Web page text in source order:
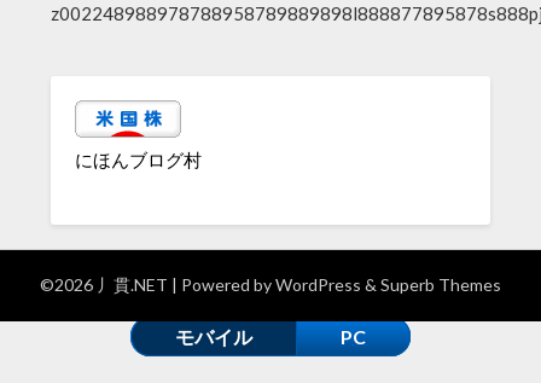
にほんブログ村
©2026 丿貫.NET | Powered byWordPress & Superb Themes
モバイル PC